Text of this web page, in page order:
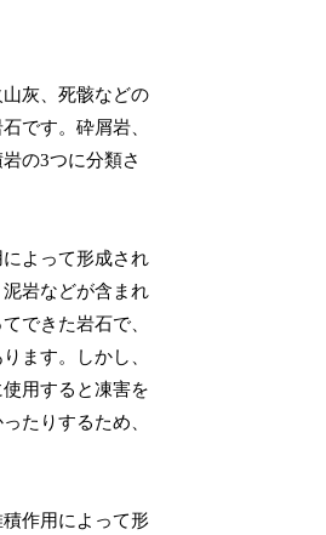
灰、死骸などの
です。砕屑岩、
の3つに分類さ
よって形成され
岩などが含まれ
できた岩石で、
ます。しかし、
用すると凍害を
たりするため、
作用によって形